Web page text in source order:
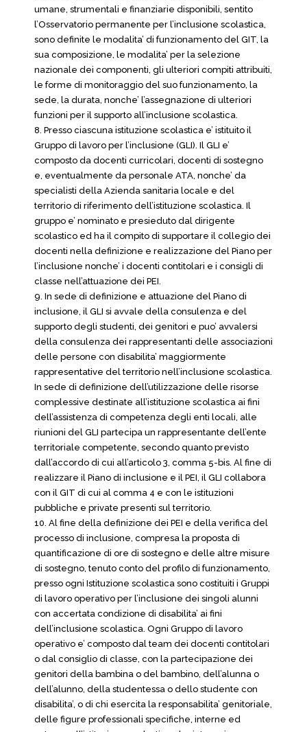
umane, strumentali e finanziarie disponibili, sentito
l’Osservatorio permanente per l’inclusione scolastica,
sono definite le modalita’ di funzionamento del GIT, la
sua composizione, le modalita’ per la selezione
nazionale dei componenti, gli ulteriori compiti attribuiti,
le forme di monitoraggio del suo funzionamento, la
sede, la durata, nonche’ l’assegnazione di ulteriori
funzioni per il supporto all’inclusione scolastica.
8. Presso ciascuna istituzione scolastica e’ istituito il
Gruppo di lavoro per l’inclusione (GLI). Il GLI e’
composto da docenti curricolari, docenti di sostegno
e, eventualmente da personale ATA, nonche’ da
specialisti della Azienda sanitaria locale e del
territorio di riferimento dell’istituzione scolastica. Il
gruppo e’ nominato e presieduto dal dirigente
scolastico ed ha il compito di supportare il collegio dei
docenti nella definizione e realizzazione del Piano per
l’inclusione nonche’ i docenti contitolari e i consigli di
classe nell’attuazione dei PEI.
9. In sede di definizione e attuazione del Piano di
inclusione, il GLI si avvale della consulenza e del
supporto degli studenti, dei genitori e puo’ avvalersi
della consulenza dei rappresentanti delle associazioni
delle persone con disabilita’ maggiormente
rappresentative del territorio nell’inclusione scolastica.
In sede di definizione dell’utilizzazione delle risorse
complessive destinate all’istituzione scolastica ai fini
dell’assistenza di competenza degli enti locali, alle
riunioni del GLI partecipa un rappresentante dell’ente
territoriale competente, secondo quanto previsto
dall’accordo di cui all’articolo 3, comma 5-bis. Al fine di
realizzare il Piano di inclusione e il PEI, il GLI collabora
con il GIT di cui al comma 4 e con le istituzioni
pubbliche e private presenti sul territorio.
10. Al fine della definizione dei PEI e della verifica del
processo di inclusione, compresa la proposta di
quantificazione di ore di sostegno e delle altre misure
di sostegno, tenuto conto del profilo di funzionamento,
presso ogni Istituzione scolastica sono costituiti i Gruppi
di lavoro operativo per l’inclusione dei singoli alunni
con accertata condizione di disabilita’ ai fini
dell’inclusione scolastica. Ogni Gruppo di lavoro
operativo e’ composto dal team dei docenti contitolari
o dal consiglio di classe, con la partecipazione dei
genitori della bambina o del bambino, dell’alunna o
dell’alunno, della studentessa o dello studente con
disabilita’, o di chi esercita la responsabilita’ genitoriale,
delle figure professionali specifiche, interne ed